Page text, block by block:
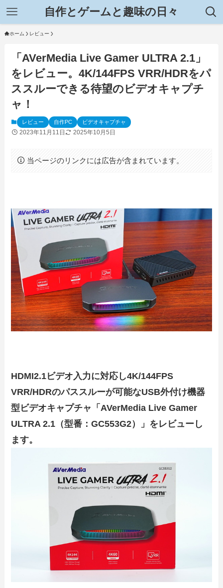
自作とゲームと趣味の日々
ホーム レビュー
「AVerMedia Live Gamer ULTRA 2.1」
をレビュー。4K/144FPS VRR/HDRをパ
ススルーできる待望のビデオキャプチ
ャ！
レビュー 自作PC ビデオキャプチャ
2023年11月11日 2025年10月5日
当ページのリンクには広告が含まれています。
HDMI2.1ビデオ入力に対応し4K/144FPS
VRR/HDRのパススルーが可能なUSB外付け機器
型ビデオキャプチャ「AVerMedia Live Gamer
ULTRA 2.1（型番：GC553G2）」をレビューし
ます。